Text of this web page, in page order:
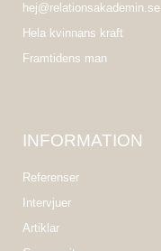
hej@relationsakademin.se
Hela kvinnans kraft
Framtidens man
INFORMATION
Referenser
Intervjuer
Artiklar